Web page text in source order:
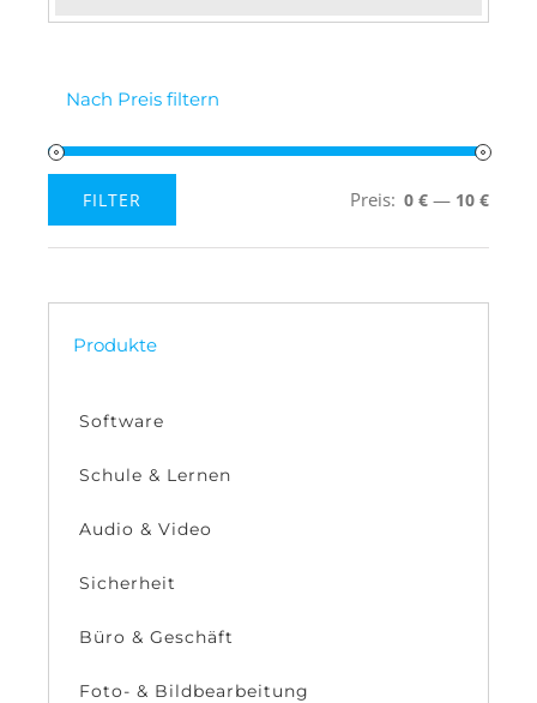
Nach Preis filtern
Preis
Preis
FILTER Preis: 0 € — 10 €
Produkte
Software
Schule & Lernen
Audio & Video
Sicherheit
Büro & Geschäft
Foto- & Bildbearbeitung